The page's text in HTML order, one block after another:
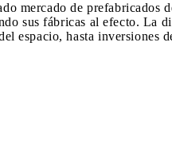
mercado de prefabricados
sus fábricas al efecto. La
espacio, hasta inversiones